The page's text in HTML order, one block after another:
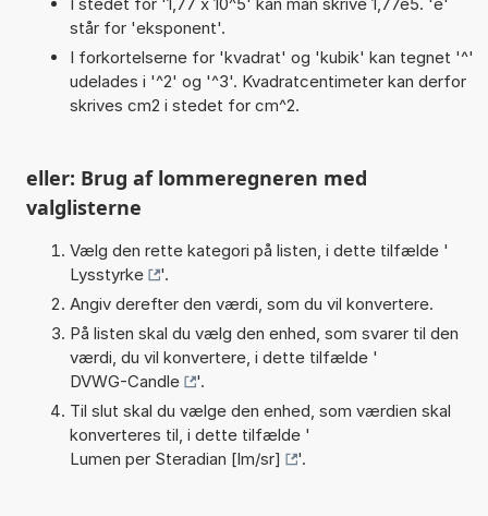
står for 'eksponent'.
I forkortelserne for 'kvadrat' og 'kubik' kan tegnet '^'
udelades i '^2' og '^3'. Kvadratcentimeter kan derfor
skrives cm2 i stedet for cm^2.
eller: Brug af lommeregneren med
valglisterne
Vælg den rette kategori på listen, i dette tilfælde '
Lysstyrke
'.
Angiv derefter den værdi, som du vil konvertere.
På listen skal du vælg den enhed, som svarer til den
værdi, du vil konvertere, i dette tilfælde '
DVWG-Candle
'.
Til slut skal du vælge den enhed, som værdien skal
konverteres til, i dette tilfælde '
Lumen per Steradian [lm/sr]
'.